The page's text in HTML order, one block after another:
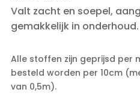
Valt zacht en soepel,
gemakkelijk in onderhoud.
Alle stoffen zijn geprijsd per
besteld worden per 10cm
van 0,5m).